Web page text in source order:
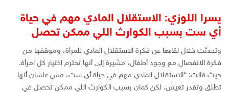
يسرا اللوزي: الاستقلال المادي مهم في حياة
أي ست بسبب الكوارث اللي ممكن تحصل
وتحدثت خلال لقاءها عن فكرة الاستقلال المادي للمرأة، وموقفها من
فكرة الانفصال مع وجود أطفال، مشيرة إلى أنها تحترم اختيار كل امرأة.
حيث قالت: “الاستقلال المادي مهم في حياة أي ست، مش علشان أنها
تطلق وتقدر تعيش. لكن كمان بسبب الكوارث اللي ممكن تحصل في